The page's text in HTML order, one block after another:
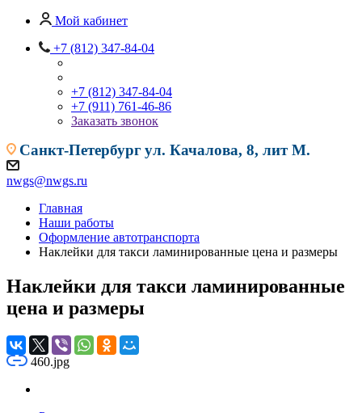
Мой кабинет
+7 (812) 347-84-04
+7 (812) 347-84-04
+7 (911) 761-46-86
Заказать звонок
Санкт-Петербургул. Качалова, 8, лит М.
nwgs@nwgs.ru
Главная
Наши работы
Оформление автотранспорта
Наклейки для такси ламинированные цена и размеры
Наклейки для такси ламинированные
цена и размеры
460.jpg